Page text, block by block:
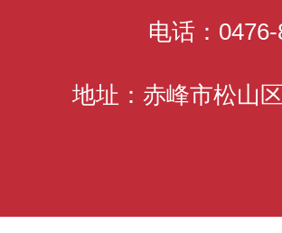
电话：
地址：赤峰市松山